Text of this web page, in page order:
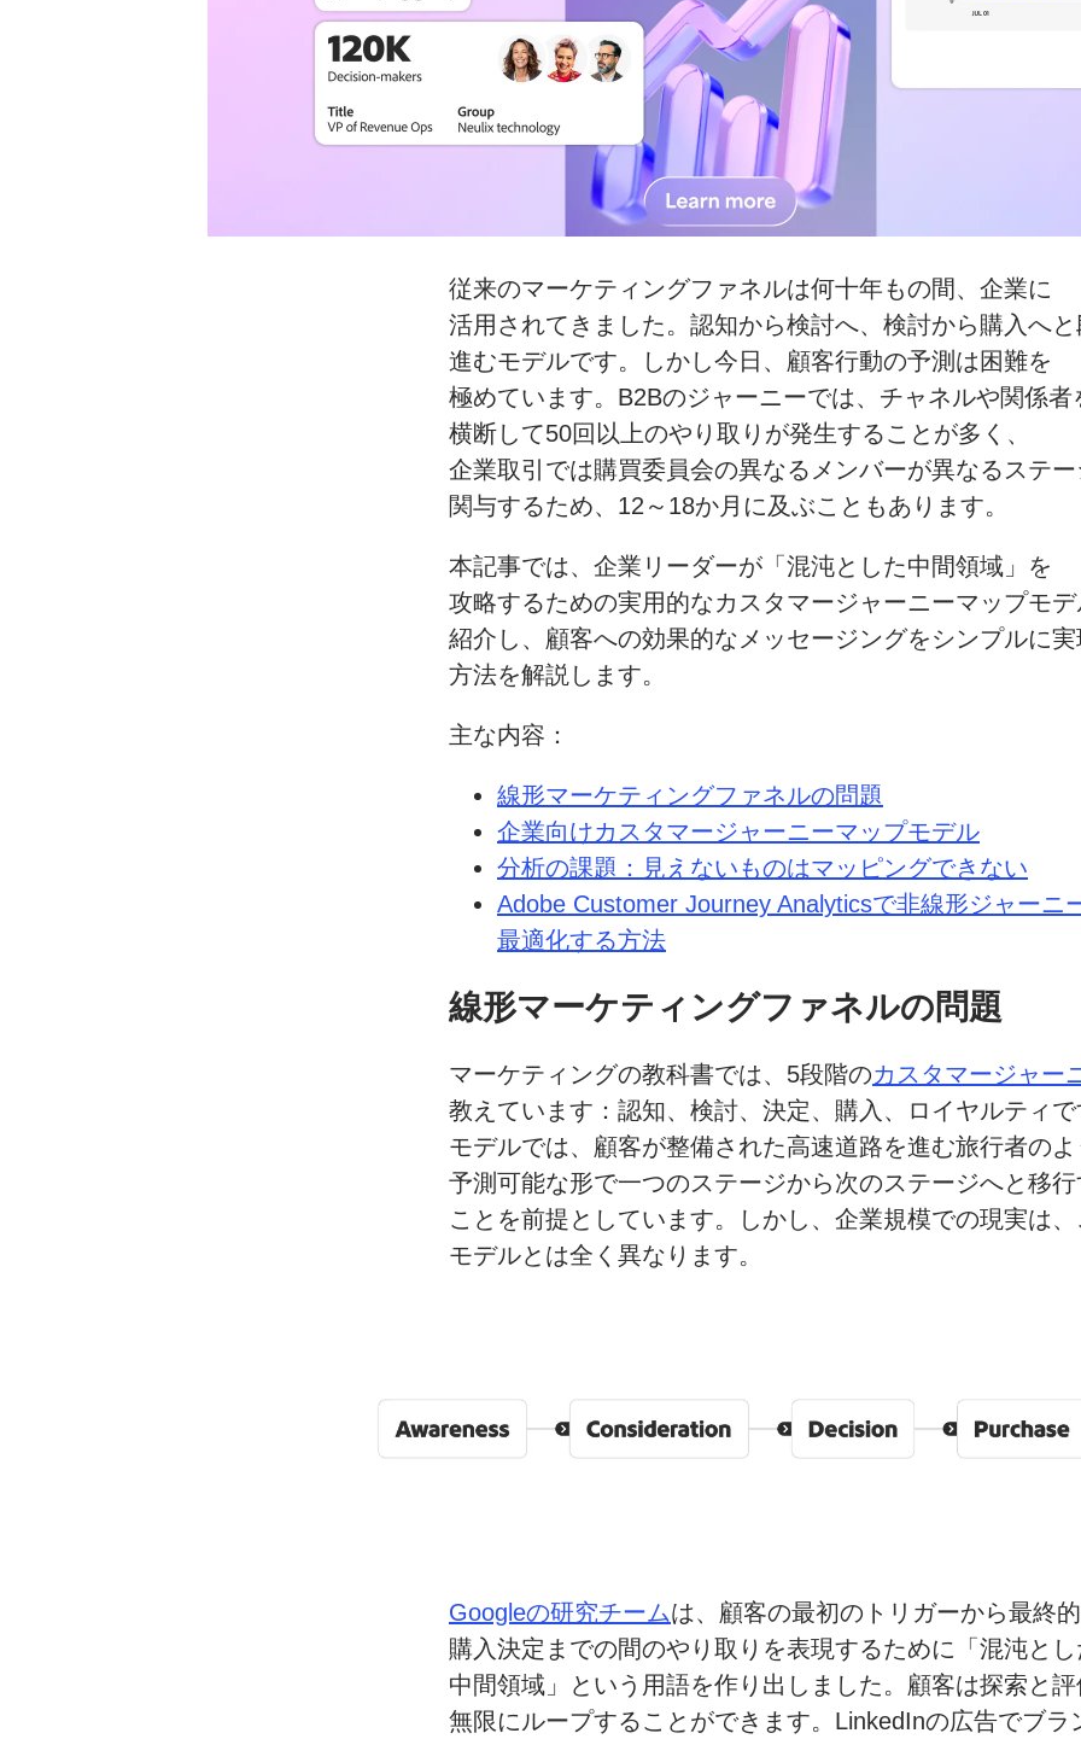
従来のマーケティングファネルは何十年もの間、 企業に
活用されてきました。 認知から検討へ、 検討から購入へと
進むモデルです。 しかし今日、 顧客行動の予測は 困難を
極めています。 B2Bのジャーニーでは、 チャネルや関係者
横断して50回以上のやり取りが発生することが多く、
企業取引では購買委員会の異なる メンバーが異なる ステ
関与するため、 12～18か月に及ぶこともあります。
本記事では、 企業 リーダーが 「混沌とした中間領域」を
攻略するための実用的なカスタマージャーニーマップモ
紹介し、 顧客への効果的な メッセージングをシンプルに実
方法を解説します。
主な内容：
線形マーケティングファネルの問題
企業向けカスタマージャーニーマップモデル
分析の課題： 見えないものはマッピングできない
Adobe Customer Journey Analyticsで非線形ジャーニ
最適化する方法
線形マーケティングファネルの問題
マーケティングの教科書では、 5段階のカスタマージャー
教えています： 認知、 検討、 決定、 購入、
ロイヤルティ
モデルでは、 顧客が整備された高速道路を進む旅行者の
予測可能な形で一つのステージから次のステージへと移
ことを前提としています。 しかし、 企業規模での現実は、
モデルとは全く異なります。
Googleの研究チームは、 顧客の最初の トリガーから最終
購入決定までの間のやり取りを表現するために 「混沌と
中間領域」と いう 用語を作り出しました。 顧客は探索と評
無限にループすることができます。 LinkedInの広告でブラ